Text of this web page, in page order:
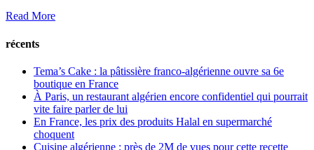
Read More
récents
Tema’s Cake : la pâtissière franco-algérienne ouvre sa 6e
boutique en France
À Paris, un restaurant algérien encore confidentiel qui pourrait
vite faire parler de lui
En France, les prix des produits Halal en supermarché
choquent
Cuisine algérienne : près de 2M de vues pour cette recette